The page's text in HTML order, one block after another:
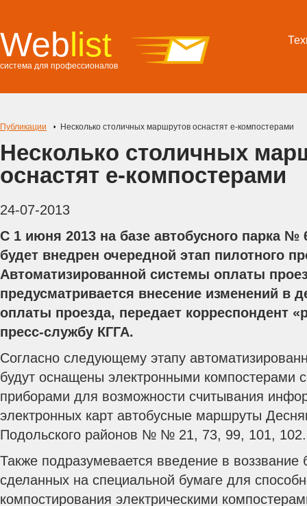
Weblist
система для профессионалов
Публикации Несколько столичных маршрутов оснастят е-компостерами
Несколько столичных
оснастят е-компостерами
24-07-2013
С 1 июня 2013 на базе автобусного парка №
будет внедрен очередной этап пилотного
Автоматизированной системы оплаты
предусматривается внесение изменений в
оплаты проезда, передает корреспондент
пресс-службу КГГА.
Согласно следующему этапу
будут оснащены электронными компостерами
приборами для возможности считывания
электронных карт автобусные маршруты
Подольского районов № № 21, 73, 99, 101, 102.
Также подразумевается введение в воззвание
сделанных на специальной бумаге для
компостирования электрическими